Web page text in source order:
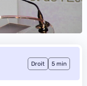
Droit 5 min